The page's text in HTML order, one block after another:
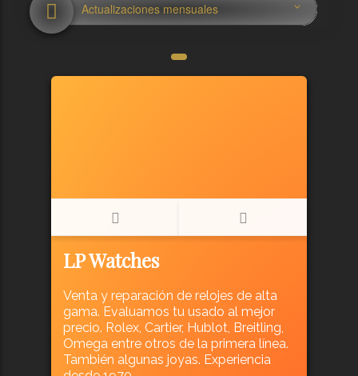
Actualizaciones mensuales
LP Watches
Venta y reparación de relojes de alta
gama. Evaluamos tu usado al mejor
precio. Rolex, Cartier, Hublot, Breitling,
Omega entre otros de la primera línea.
También algunas joyas. Experiencia